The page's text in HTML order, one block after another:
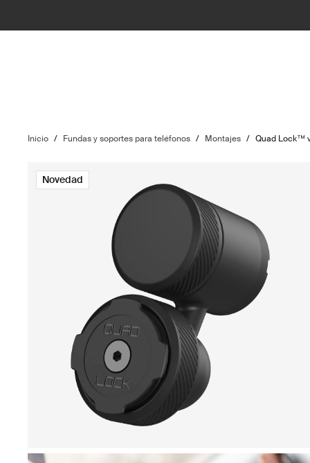
Inicio / Fundas y soportes para teléfonos / Montajes / Quad Lock™
Novedad